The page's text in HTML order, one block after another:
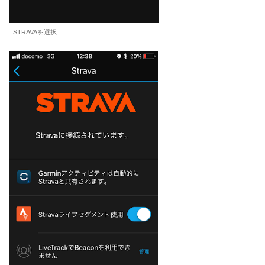
STRAVAを選択